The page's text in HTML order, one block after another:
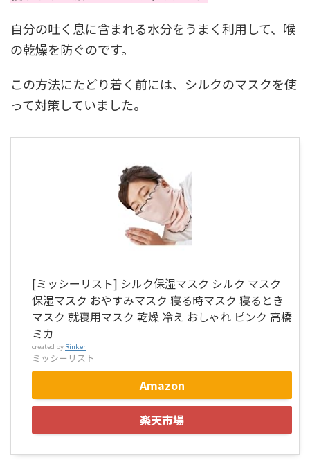
自分の吐く息に含まれる水分をうまく利用して、喉
の乾燥を防ぐのです。
この方法にたどり着く前には、シルクのマスクを使
って対策していました。
[ミッシーリスト] シルク保湿マスク シルク マスク
保湿マスク おやすみマスク 寝る時マスク 寝るとき
マスク 就寝用マスク 乾燥 冷え おしゃれ ピンク 高橋
ミカ
created by Rinker
ミッシーリスト
Amazon
楽天市場